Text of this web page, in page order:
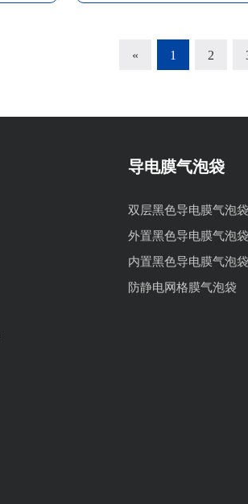
« 1 2
导电膜气泡袋
双层黑色导电膜气泡袋
外置黑色导电膜气泡袋
内置黑色导电膜气泡袋
防静电网格膜气泡袋